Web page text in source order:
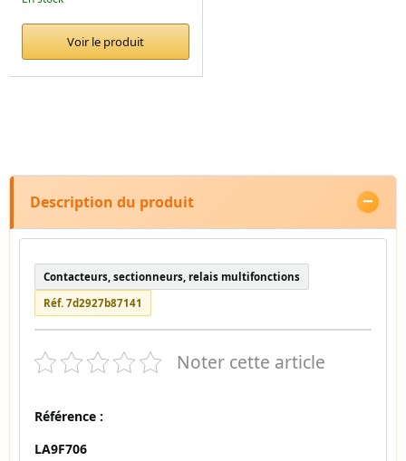
Voir le produit
Description du produit
Contacteurs, sectionneurs, relais multifonctions
Réf. 7d2927b87141
Noter cette article
Référence :
LA9F706